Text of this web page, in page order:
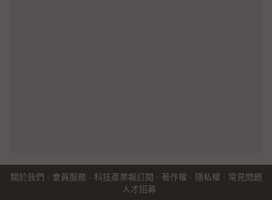
關於我們 · 會員服務 · 科技產業報訂閱 · 著作權 · 隱私權 · 常見問題
· 人才招募